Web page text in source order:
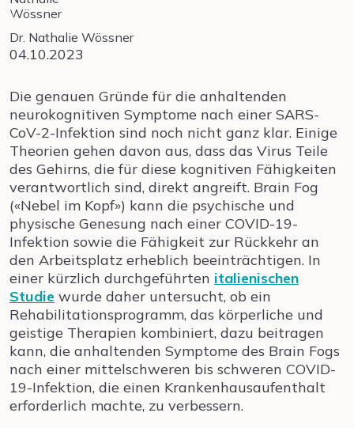
Dr. Nathalie Wössner
04.10.2023
Die genauen Gründe für die anhaltenden
neurokognitiven Symptome nach einer SARS-
CoV-2-Infektion sind noch nicht ganz klar. Einige
Theorien gehen davon aus, dass das Virus Teile
des Gehirns, die für diese kognitiven Fähigkeiten
verantwortlich sind, direkt angreift. Brain Fog
(«Nebel im Kopf») kann die psychische und
physische Genesung nach einer COVID-19-
Infektion sowie die Fähigkeit zur Rückkehr an
den Arbeitsplatz erheblich beeinträchtigen. In
einer kürzlich durchgeführten italienischen
Studie wurde daher untersucht, ob ein
Rehabilitationsprogramm, das körperliche und
geistige Therapien kombiniert, dazu beitragen
kann, die anhaltenden Symptome des Brain Fogs
nach einer mittelschweren bis schweren COVID-
19-Infektion, die einen Krankenhausaufenthalt
erforderlich machte, zu verbessern.